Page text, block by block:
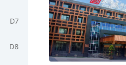
D7
D8